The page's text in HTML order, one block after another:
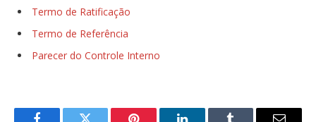
Termo de Ratificação
Termo de Referência
Parecer do Controle Interno